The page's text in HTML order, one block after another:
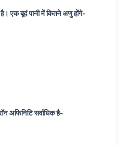
एक बूदं पानी में कितने अणु होंगे-
अफिनिटि सर्वाधिक है-